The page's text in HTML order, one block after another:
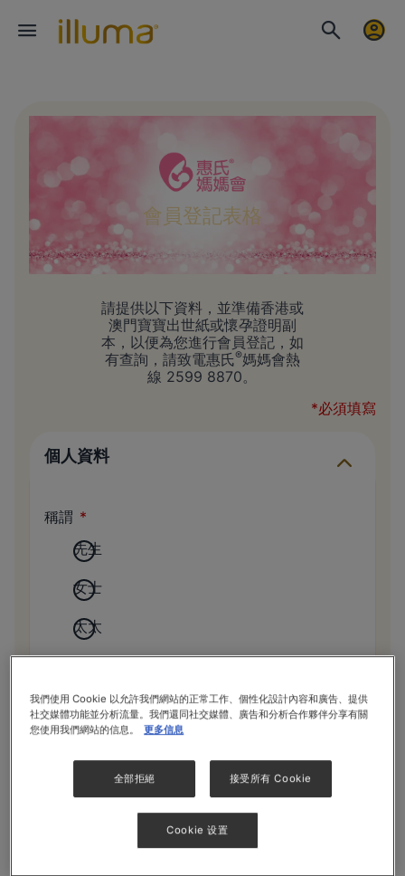
會員登記表格
請提供以下資料，並準備香港或
澳門寶寶出世紙或懷孕證明副
本，以便為您進行會員登記，如
有查詢，請致電惠氏®媽媽會熱
線 2599 8870。
*必須填寫
個人資料
稱謂
先生
女士
太太
我們使用 Cookie 以允許我們網站的正常工作、個性化設計內容和廣告、提供
社交媒體功能並分析流量。我們還同社交媒體、廣告和分析合作夥伴分享有關
您使用我們網站的信息。
更多信息
全部拒絕 接受所有 Cookie
Cookie 设置